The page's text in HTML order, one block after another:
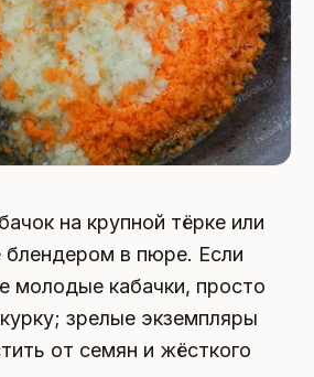
на крупной тёрке или
блендером в пюре. Если
молодые кабачки, просто
зрелые экземпляры
от семян и жёсткого